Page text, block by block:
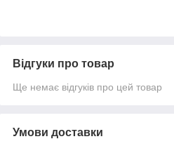
Відгуки про товар
Ще немає відгуків про цей товар
Умови доставки